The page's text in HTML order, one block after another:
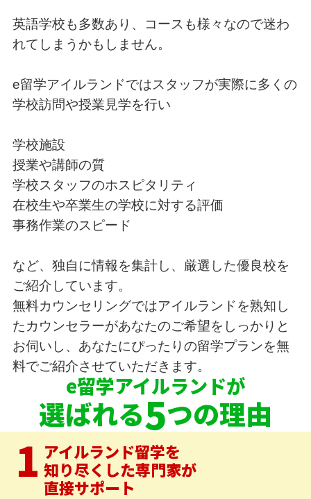
英語学校も多数あり、コースも様々なので迷わ
れてしまうかもしません。
e留学アイルランドではスタッフが実際に多くの
学校訪問や授業見学を行い
学校施設
授業や講師の質
学校スタッフのホスピタリティ
在校生や卒業生の学校に対する評価
事務作業のスピード
など、独自に情報を集計し、厳選した優良校を
ご紹介しています。
無料カウンセリングではアイルランドを熟知し
たカウンセラーがあなたのご希望をしっかりと
お伺いし、あなたにぴったりの留学プランを無
料でご紹介させていただきます。
e留学アイルランドが
選ばれる5つの理由
1 アイルランド留学を
知り尽くした専門家が
直接サポート